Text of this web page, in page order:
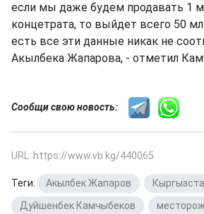
если мы даже будем продавать 1
концетрата, то выйдет всего 50
есть все эти данные никак не
Акылбека Жапарова, - отметил
Сообщи свою новость:
URL: https://www.vb.kg/440065
Теги: Акылбек Жапаров
Дуйшенбек Камчыбеков